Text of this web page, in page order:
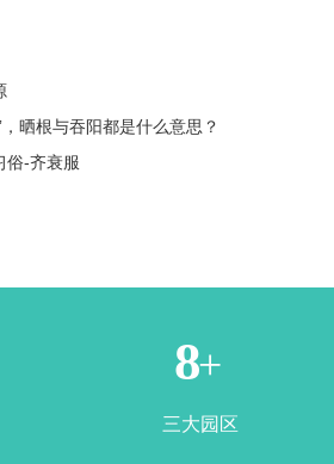
晒根与吞阳都是什么意思？
俗-齐衰服
3+
三大园区